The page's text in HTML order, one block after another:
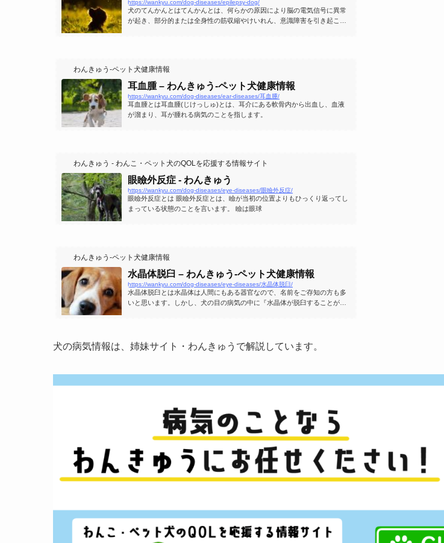
https://wankyu.com/dog-diseases/epilepsy-dog/
犬のてんかんとはてんかんとは、何らかの原因により脳の電気信号に異常
が起き、部分的または全身性の筋収縮やけいれん、意識障害を引き起こす
わんきゅう-ペット犬健康情報
耳血腫 – わんきゅう-ペット犬健康情報
https://wankyu.com/dog-diseases/ear-diseases/耳血腫/
耳血腫とは耳血腫(じけっしゅ)とは、耳介にある軟骨内から出血し、血液
が溜まり、耳が腫れる病気のことを指します。
わんきゅう - わんこ・ペット犬のQOLを応援する情報サイト
眼瞼外反症 - わんきゅう
https://wankyu.com/dog-diseases/eye-diseases/眼瞼外反症/
眼瞼外反症とは 眼瞼外反症とは、瞼が当初の位置よりもひっくり返ってし
まっている状態のことを言います。 瞼は眼球
わんきゅう-ペット犬健康情報
水晶体脱臼 – わんきゅう-ペット犬健康情報
https://wankyu.com/dog-diseases/eye-diseases/水晶体脱臼/
水晶体脱臼とは水晶体は人間にもある器官なので、名前をご存知の方も多
いと思います。しかし、犬の目の病気の中に『水晶体が脱臼することがあ
犬の病気情報は、姉妹サイト・わんきゅうで解説しています。